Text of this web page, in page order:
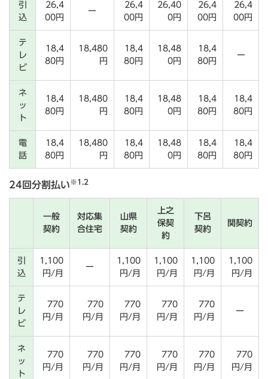
引
込
26,4
00円
ー
26,4
00円
26,40
0円
26,4
00円
26,4
00円
テ
レ
ビ
18,4
80円
18,480
円
18,4
80円
18,48
0円
18,4
80円
ー
ネ
ッ
ト
18,4
80円
18,480
円
18,4
80円
18,48
0円
18,4
80円
18,4
80円
電
話
18,4
80円
18,480
円
18,4
80円
18,48
0円
18,4
80円
18,4
80円
24回分割払い※1.2
一般
契約
対応集
合住宅
山県
契約
上之
保契
約
下呂
契約
関契約
引
込
1,100
円/月
ー
1,100
円/月
1,100
円/月
1,100
円/月
1,100
円/月
テ
レ
ビ
770
円/月
770
円/月
770
円/月
770
円/月
770
円/月
ー
ネ
ッ
ト
770
円/月
770
円/月
770
円/月
770
円/月
770
円/月
770
円/月